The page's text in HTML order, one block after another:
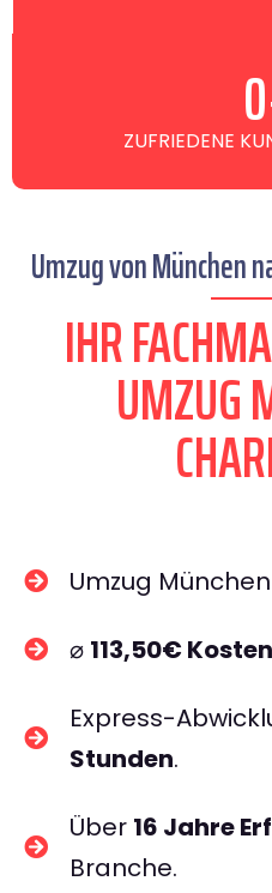
ZUFRIEDENE 0
Umzug von München
IHR
UMZUG
Umzug
⌀ 113,50€ Kosten
Express-
Stunden.
Über 16 Jahre
Branche.